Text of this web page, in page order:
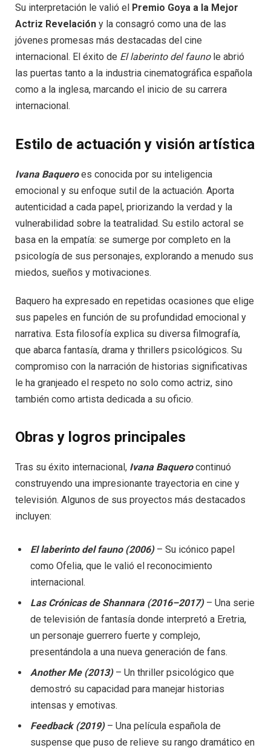
Su interpretación le valió el
Premio Goya a la Mejor
Actriz Revelación y la consagró como una de las
jóvenes promesas más destacadas del cine
internacional. El éxito de El laberinto del faunole abrió
las puertas tanto a la industria cinematográfica española
como a la inglesa, marcando el inicio de su carrera
internacional.
Estilo de actuación y visión artística
Ivana Baqueroes conocida por su inteligencia
emocional y su enfoque sutil de la actuación. Aporta
autenticidad a cada papel, priorizando la verdad y la
vulnerabilidad sobre la teatralidad. Su estilo actoral se
basa en la empatía: se sumerge por completo en la
psicología de sus personajes, explorando a menudo sus
miedos, sueños y motivaciones.
Baquero ha expresado en repetidas ocasiones que elige
sus papeles en función de su profundidad emocional y
narrativa. Esta filosofía explica su diversa filmografía,
que abarca fantasía, drama y thrillers psicológicos. Su
compromiso con la narración de historias significativas
le ha granjeado el respeto no solo como actriz, sino
también como artista dedicada a su oficio.
Obras y logros principales
Tras su éxito internacional, Ivana Baquerocontinuó
construyendo una impresionante trayectoria en cine y
televisión. Algunos de sus proyectos más destacados
incluyen:
El laberinto del fauno (2006)– Su icónico papel
como Ofelia, que le valió el reconocimiento
internacional.
Las Crónicas de Shannara (2016–2017)– Una serie
de televisión de fantasía donde interpretó a Eretria,
un personaje guerrero fuerte y complejo,
presentándola a una nueva generación de fans.
Another Me (2013)– Un thriller psicológico que
demostró su capacidad para manejar historias
intensas y emotivas.
Feedback (2019)– Una película española de
suspense que puso de relieve su rango dramático en